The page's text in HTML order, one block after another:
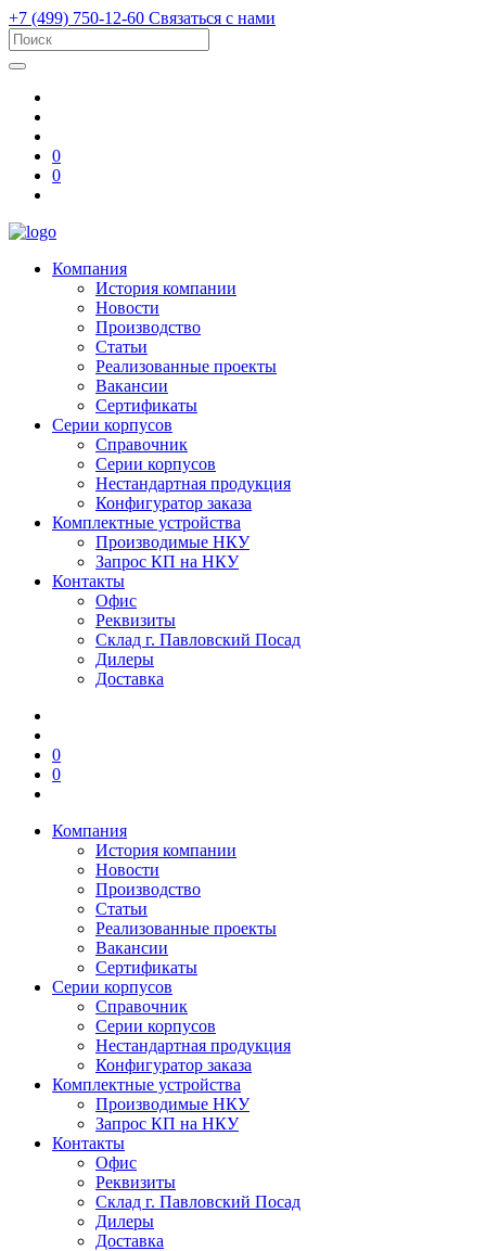
+7 (499) 750-12-60 Связаться с нами
0
0
Компания
История компании
Новости
Производство
Статьи
Реализованные проекты
Вакансии
Сертификаты
Серии корпусов
Справочник
Серии корпусов
Нестандартная продукция
Конфигуратор заказа
Комплектные устройства
Производимые НКУ
Запрос КП на НКУ
Контакты
Офис
Реквизиты
Склад г. Павловский Посад
Дилеры
Доставка
0
0
Компания
История компании
Новости
Производство
Статьи
Реализованные проекты
Вакансии
Сертификаты
Серии корпусов
Справочник
Серии корпусов
Нестандартная продукция
Конфигуратор заказа
Комплектные устройства
Производимые НКУ
Запрос КП на НКУ
Контакты
Офис
Реквизиты
Склад г. Павловский Посад
Дилеры
Доставка